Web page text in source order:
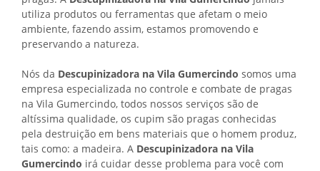
utiliza produtos ou ferramentas que afetam o meio
ambiente, fazendo assim, estamos promovendo e
preservando a natureza.
Nós da Descupinizadora na Vila Gumercindo somos uma
empresa especializada no controle e combate de pragas
na Vila Gumercindo, todos nossos serviços são de
altíssima qualidade, os cupim são pragas conhecidas
pela destruição em bens materiais que o homem produz,
tais como: a madeira. A Descupinizadora na Vila
Gumercindo irá cuidar desse problema para você com